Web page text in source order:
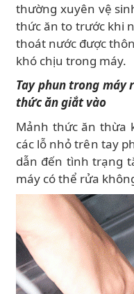
thường xuyên vệ
thức ăn to trước khi
thoát nước được
khó chịu trong máy.
Tay phun trong máy
thức ăn giắt vào
Mảnh thức ăn thừa
các lỗ nhỏ trên tay
dẫn đến tình trạng
máy có thể rửa